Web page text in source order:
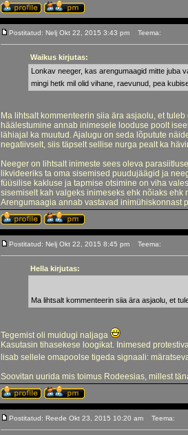
Postitatud: Nelj Okt 22, 2015 3:43 pm Teema:
Waikus kirjutas:
Lonkav neeger, kas arengumaagid mitte juba
mingi hetk mil olid vihane, raevunud, pea
Ma lihtsalt kommenteerin siia ära asjaolu, et
häälestumine annab inimesele looduse poolt
lähiajal ka muutud. Ajalugu on seda lõputute
negatiivselt, siis täpselt sellise nurga pealt ka
Neeger on lihtsalt inimeste sees oleva
likvideeriks ta oma sisemised puudujäägid ja
füüsilise kakluse ja tapmise otsimine on viha
sisemiselt kah valgeks inimeseks ehk nõiaks
Arengumaagia annab vastavad inimühiskonnast
Postitatud: Nelj Okt 22, 2015 8:45 pm Teema:
Hella kirjutas:
Ma lihtsalt kommenteerin siia ära asjaolu, et
Tegemist oli muidugi naljaga
Kasutasin tihasekese loogikat. Inimesed
lisab sellele omapoolse tigeda signaali:
Soovitan uurida mis toimus Rodeesias, millest
Postitatud: Reede Okt 23, 2015 10:20 am Teema: